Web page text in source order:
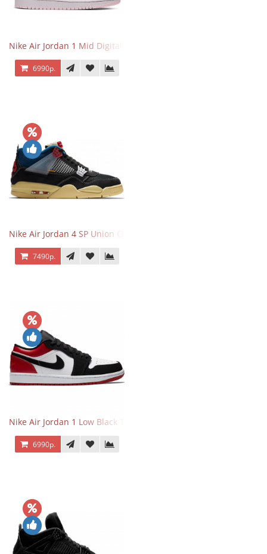
Nike Air Jordan 1 Mid Digital Pink
6990р.
Nike Air Jordan 4 SP Union Off Noir
7490р.
Nike Air Jordan 1 Low Black Toe
6990р.